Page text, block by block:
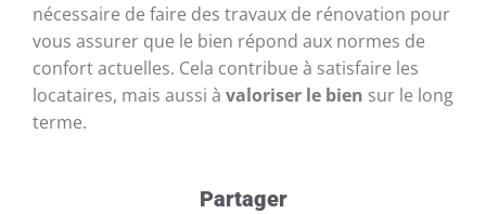
nécessaire de faire des travaux de rénovation pour
vous assurer que le bien répond aux normes de
confort actuelles. Cela contribue à satisfaire les
locataires, mais aussi à valoriser le bien sur le long
terme.
Partager